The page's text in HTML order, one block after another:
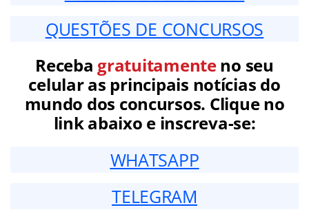
QUESTÕES DE CONCURSOS
Receba gratuitamenteno seu
celular as principais notícias do
mundo dos concursos. Clique no
link abaixo e inscreva-se:
WHATSAPP
TELEGRAM